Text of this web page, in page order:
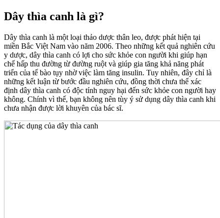
Dây thìa canh là gì?
Dây thìa canh là một loại thảo dược thân leo, được phát hiện tại
miền Bắc Việt Nam vào năm 2006. Theo những kết quả nghiên cứu
y dược, dây thìa canh có lợi cho sức khỏe con người khi giúp hạn
chế hấp thu đường từ đường ruột và giúp gia tăng khả năng phát
triển của tế bào tụy nhờ việc làm tăng insulin. Tuy nhiên, đây chỉ là
những kết luận từ bước đầu nghiên cứu, đồng thời chưa thể xác
định dây thìa canh có độc tính nguy hại đến sức khỏe con người hay
không. Chính vì thế, bạn không nên tùy ý sử dụng dây thìa canh khi
chưa nhận được lời khuyên của bác sĩ.